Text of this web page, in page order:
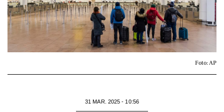
Foto: AP
31 MAR. 2025 - 10:56